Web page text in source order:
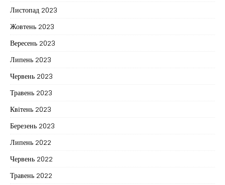
Листопад 2023
Жовтень 2023
Вересень 2023
Липень 2023
Червень 2023
Травень 2023
Квітень 2023
Березень 2023
Липень 2022
Червень 2022
Травень 2022